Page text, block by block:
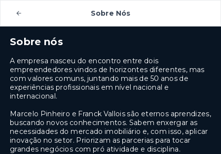
Sobre Nós
Sobre nós
A empresa nasceu do encontro entre dois
empreendedores vindos de horizontes diferentes, mas
com valores comuns, juntando mais de 50 anos de
experiências profissionais em nível nacional e
internacional.
Marcelo Pinheiro e Franck Vallois são eternos aprendizes,
buscando novos conhecimentos. Sabem enxergar as
necessidades do mercado imobiliário e, com isso, aplicar
inovação no setor. Priorizam as parcerias para tocar
grandes negócios com pró atividade e disciplina.